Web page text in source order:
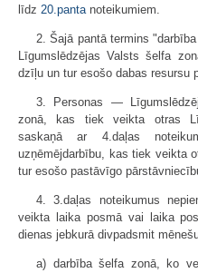
līdz 20.pantanoteikumiem.
2. Šajā pantā termins
Līgumslēdzējas Valsts šelfa
dzīļu un tur esošo dabas resursu
3. Personas —
zonā, kas tiek veikta otras
saskaņā ar 4.daļas
uzņēmējdarbību, kas tiek veikta
tur esošo pastāvīgo
4. 3.daļas noteikumus
veikta laika posmā vai laika
dienas jebkurā divpadsmit
a) darbība šelfa zonā, ko